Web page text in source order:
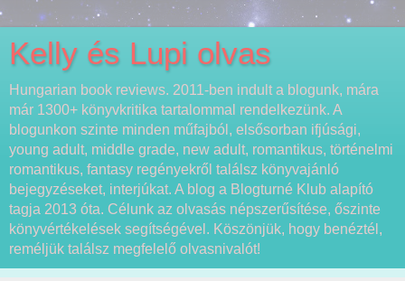
Kelly és Lupi olvas
Hungarian book reviews. 2011-ben indult a blogunk, mára
már 1300+ könyvkritika tartalommal rendelkezünk. A
blogunkon szinte minden műfajból, elsősorban ifjúsági,
young adult, middle grade, new adult, romantikus, történelmi
romantikus, fantasy regényekről találsz könyvajánló
bejegyzéseket, interjúkat. A blog a Blogturné Klub alapító
tagja 2013 óta. Célunk az olvasás népszerűsítése, őszinte
könyvértékelések segítségével. Köszönjük, hogy benéztél,
reméljük találsz megfelelő olvasnivalót!